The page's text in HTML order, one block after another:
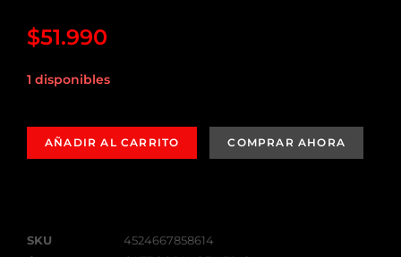
$51.990
1 disponibles
AÑADIR AL CARRITO
SKU
4524667858614